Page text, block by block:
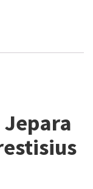
Jepara